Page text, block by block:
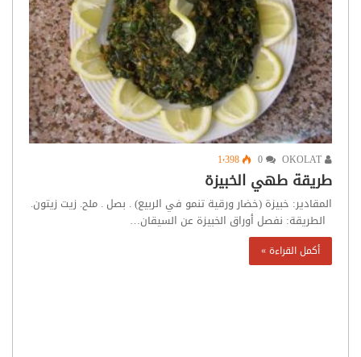
1٬398
طريقة طهي الخبيزة
المقادير: خبيزة (خضار ورقية تنمو في الربيع) . بصل . ملح. زيت زيتون.
الطريقة: نفصل أوراق الخبيزة عن السيقان…
أكمل القراءة »